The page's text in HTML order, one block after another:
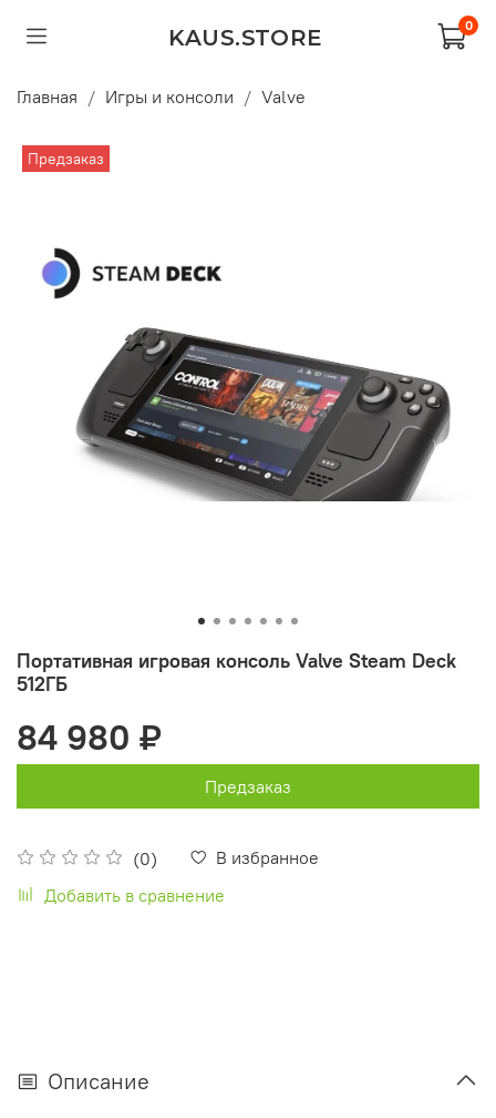
KAUS.STORE 0
Главная Игры и консоли Valve
Предзаказ
Портативная игровая консоль Valve Steam Deck
512ГБ
(0)
В избранное
Добавить в сравнение
84 980 ₽
Предзаказ
Описание